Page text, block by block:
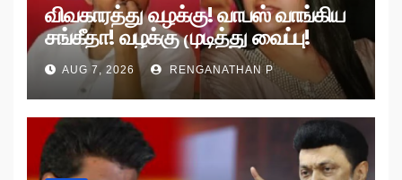
விவகாரத்து வழக்கு! வாபஸ் வாங்கிய
சங்கீதா! வழக்கு முடித்து வைப்பு!
AUG 7, 2026 RENGANATHAN P